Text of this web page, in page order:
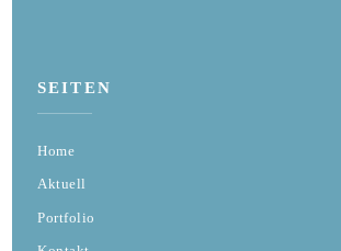
SEITEN
Home
Aktuell
Portfolio